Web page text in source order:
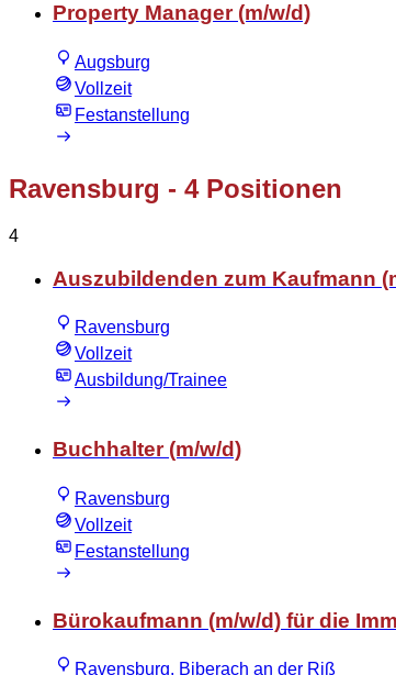
Property Manager (m/w/d)
Augsburg
Vollzeit
Festanstellung
Ravensburg - 4 Positionen
4
Auszubildenden zum Kaufmann
Ravensburg
Vollzeit
Ausbildung/Trainee
Buchhalter (m/w/d)
Ravensburg
Vollzeit
Festanstellung
Bürokaufmann (m/w/d) für die
Ravensburg, Biberach an der Riß